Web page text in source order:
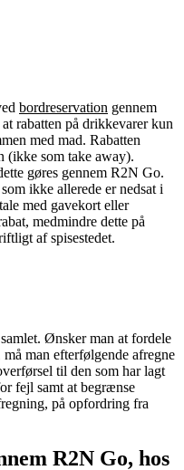
bordreservation gennem
rabatten på drikkevarer kun
med mad. Rabatten
(ikke som take away).
gøres gennem R2N Go.
ikke allerede er nedsat i
med gavekort eller
medmindre dette på
af spisestedet.
Ønsker man at fordele
man efterfølgende afregne
til den som har lagt
fejl samt at begrænse
på opfordring fra
R2N Go, hos